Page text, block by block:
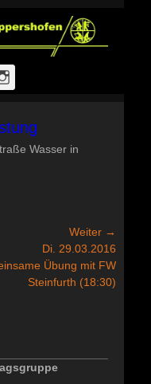
Freiwillige
Feuerwehr
Oppershofen
Wasser in
Weiter →
Di. 29.03.2016
Übung mit FW
Steinfurth (18:30)